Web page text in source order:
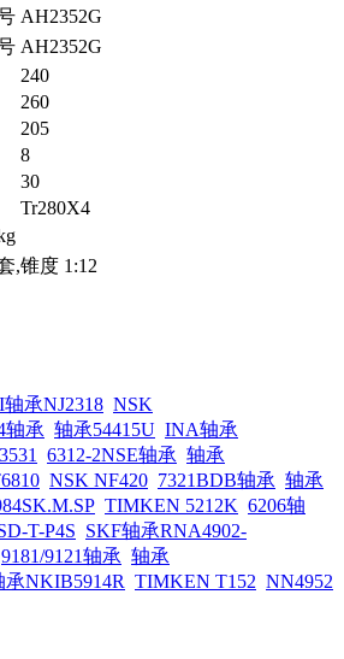
AH2352G
AH2352G
240
260
205
8
30
Tr280X4
,锥度 1:12
承NJ2318 NSK
轴承 轴承54415U INA轴承
6312-2NSE轴承 轴承
NSK NF420 7321BDB轴承 轴承
TIMKEN 5212K 6206轴
T-P4S SKF轴承RNA4902-
9181/9121轴承 轴承
NKIB5914R TIMKEN T152 NN4952